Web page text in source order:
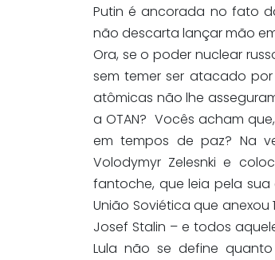
Putin é ancorada no fato
não descarta lançar mão
Ora, se o poder nuclear
sem temer ser atacado
atômicas não lhe
a OTAN? Vocês acham
em tempos de paz? Na
Volodymyr Zelesnki e
fantoche, que leia pela sua
União Soviética que
Josef Stalin – e todos
Lula não se define